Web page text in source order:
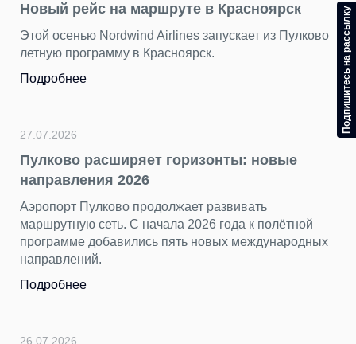
в Красноярск
запускает из Пулково
новые
развивать
2026 года к полётной
новых международных
Подводим итоги
герой — Пулково»
За последние недели мы
ярких снимков. Каждый
разных сторон —
торжественным,
23.07.2026
«Нечего смотреть» —
несправедливый миф
Подпишитесь на рассылку